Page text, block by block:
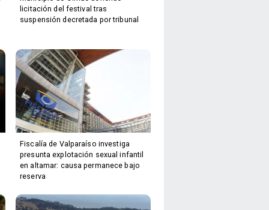
licitación del festival tras
suspensión decretada por tribunal
Fiscalía de Valparaíso investiga
presunta explotación sexual infantil
en altamar: causa permanece bajo
reserva